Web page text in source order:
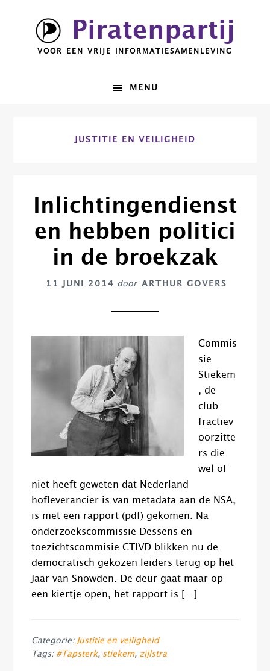
hoofdnavigatie
Piratenpartij
VOOR EEN VRIJE INFORMATIESAMENLEVING
MENU
JUSTITIE EN VEILIGHEID
Inlichtingendienst
en hebben politici
in de broekzak
11 JUNI 2014 door ARTHUR GOVERS
Commis
sie
Stiekem
, de
club
fractiev
oorzitte
rs die
wel of
niet heeft geweten dat Nederland
hofleverancier is van metadata aan de NSA,
is met een rapport (pdf) gekomen. Na
onderzoekscommissie Dessens en
toezichtscommisie CTIVD blikken nu de
democratisch gekozen leiders terug op het
Jaar van Snowden. De deur gaat maar op
een kiertje open, het rapport is […]
Categorie: Justitie en veiligheid
Tags: #Tapsterk, stiekem, zijlstra